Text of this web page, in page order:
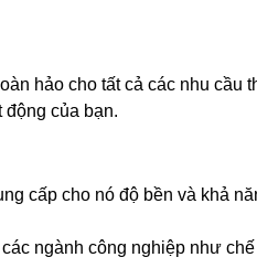
hảo cho tất cả các nhu cầu
động của bạn.
cấp cho nó độ bền và khả
ngành công nghiệp như